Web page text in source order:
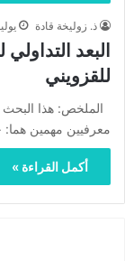
ذ. زوليخة قادة يوليو 11,
البعد
للقزويني
الملخص: هذا البحث
معرفيين مهمين هما:
أكمل القراءة »